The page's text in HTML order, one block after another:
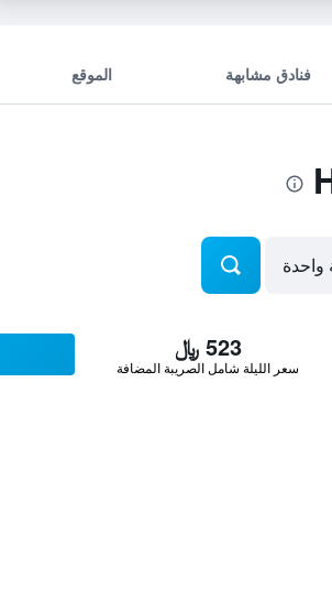
فنادق مشابهة الموقع
523 ﷼
سعر الليلة شامل الصريبة المضافة